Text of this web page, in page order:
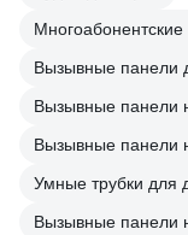
Вызывные панели
Вызывные панели
Вызывные панели
Умные трубки для
Вызывные панели